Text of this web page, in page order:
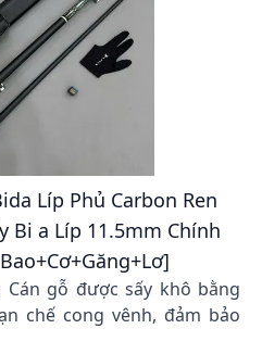
Líp Phủ Carbon Ren
Bi a Líp 11.5mm Chính
gỗ được sấy khô bằng
chế cong vênh, đảm bảo